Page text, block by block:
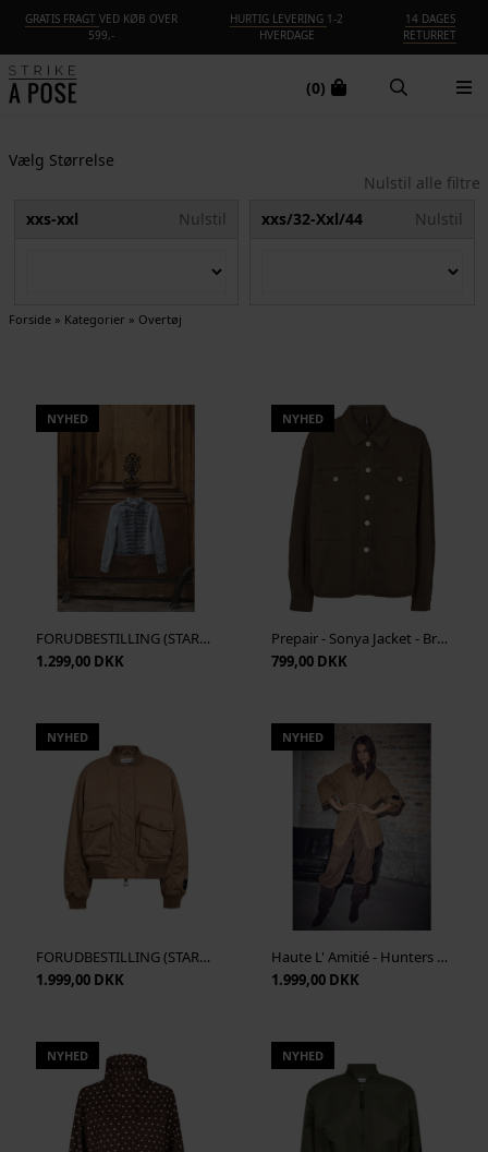
GRATIS FRAGT VED KØB OVER
599,-
HURTIG LEVERING 1-2
HVERDAGE
14 DAGES
RETURRET
(0)
Vælg Størrelse
Nulstil alle filtre
xxs-xxl
Nulstil xxs/32-Xxl/44 Nulstil
Forside» Kategorier » Overtøj
NYHED
FORUDBESTILLING (START SEP) Co' Couture - Jackson Officer Denim Jacket - Bleach Denim
1.299,00 DKK
NYHED
Prepair - Sonya Jacket - Brown
799,00 DKK
NYHED
FORUDBESTILLING (START AUG) Haute L' Amitié - Bailey Zipper Bomber - Dessert
1.999,00 DKK
NYHED
Haute L' Amitié - Hunters Gold Jacket - Mustard
1.999,00 DKK
NYHED NYHED